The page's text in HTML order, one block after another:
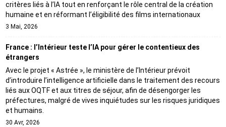
critères liés à l’IA tout en renforçant le rôle central de la création
humaine et en réformant l’éligibilité des films internationaux
3 Mai, 2026
France : l’Intérieur teste l’IA pour gérer le contentieux des
étrangers
Avec le projet « Astrée », le ministère de l’Intérieur prévoit
d’introduire l’intelligence artificielle dans le traitement des recours
liés aux OQTF et aux titres de séjour, afin de désengorger les
préfectures, malgré de vives inquiétudes sur les risques juridiques
et humains.
30 Avr, 2026